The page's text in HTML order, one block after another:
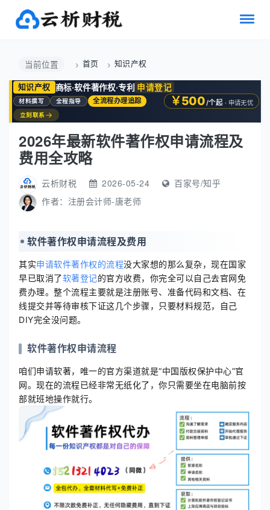
当前位置 首页 知识产权
知识产权 商标·软件著作权·专利 申请登记
材料撰写 全程指导 全流程办理追踪 ￥500/个起 · 申请无忧
立刻联系 →
2026年最新软件著作权申请流程及
费用全攻略
云析财税 2026-05-24
百家号/知乎
作者： 注册会计师-唐老师
软件著作权申请流程及费用
其实申请软件著作权的流程没大家想的那么复杂，现在国家
早已取消了软著登记的官方收费，你完全可以自己去官网免
费办理。整个流程主要就是注册账号、准备代码和文档、在
线提交并等待审核下证这几个步骤，只要材料规范，自己
DIY完全没问题。
软件著作权申请流程
咱们申请软著，唯一的官方渠道就是“中国版权保护中心”官
网。现在的流程已经非常无纸化了，你只需要坐在电脑前按
部就班地操作就行。